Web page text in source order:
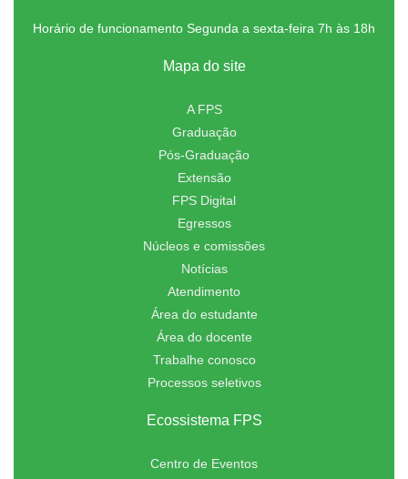
Horário de funcionamento Segunda a sexta-feira 7h às 18h
Mapa do site
A FPS
Graduação
Pós-Graduação
Extensão
FPS Digital
Egressos
Núcleos e comissões
Notícias
Atendimento
Área do estudante
Área do docente
Trabalhe conosco
Processos seletivos
Ecossistema FPS
Centro de Eventos